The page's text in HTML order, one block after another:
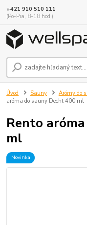
+421 910 510 111
(Po-Pia, 8-18 hod.)
Úvod Sauny Arómy do
aróma do sauny Decht 400 ml
Rento
ml
Novinka